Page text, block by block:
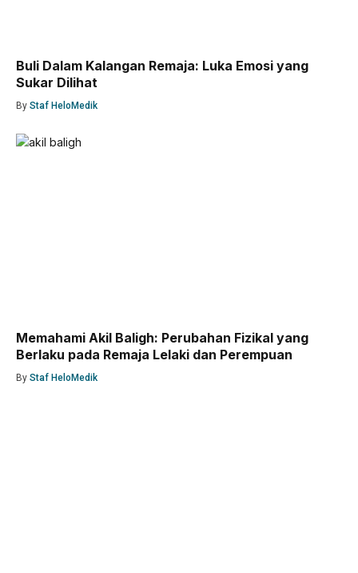
Buli Dalam Kalangan Remaja: Luka Emosi yang
Sukar Dilihat
By Staf HeloMedik
Memahami Akil Baligh: Perubahan Fizikal yang
Berlaku pada Remaja Lelaki dan Perempuan
By Staf HeloMedik